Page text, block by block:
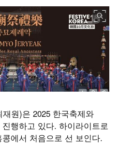
재원)은 2025 한국축제와
행하고 있다. 하이라이트로
에서 처음으로 선 보인다.